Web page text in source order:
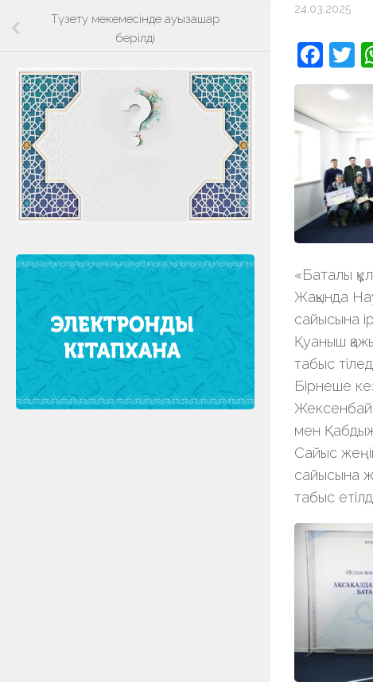
24.03.2025
«Баталы
Жақында
сайысына
Қуаныш
табыс
Бірнеше
Жексенбай
мен
Сайыс
сайысына
табыс
Түзету мекемесінде ауызашар
берілді